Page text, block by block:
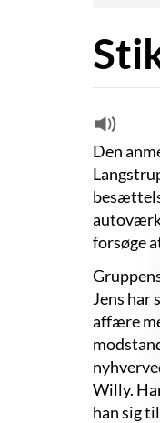
Den
forsøge
Jens har
affære
Willy.
han sig